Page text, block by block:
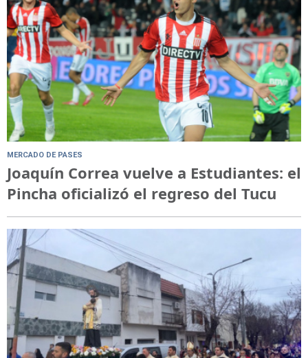
MERCADO DE PASES
Joaquín Correa vuelve a Estudiantes: el
Pincha oficializó el regreso del Tucu